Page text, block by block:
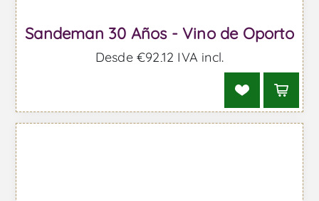
Sandeman 30 Años - Vino de Oporto
Desde €92,12 IVA incl.